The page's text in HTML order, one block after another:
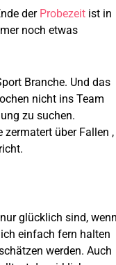
der Probezeit ist in
noch etwas
Branche. Und das
nicht ins Team
zu suchen.
zermatert über Fallen ,
glücklich sind, wenn
einfach fern halten
werden. Auch